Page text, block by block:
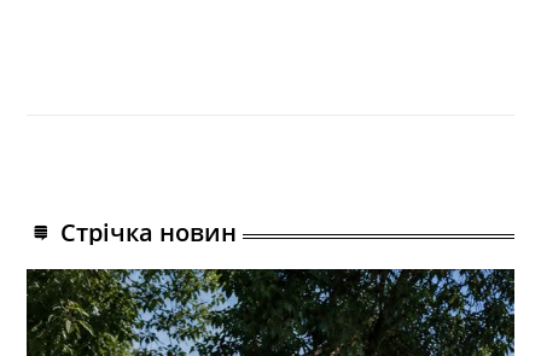
Стрічка новин